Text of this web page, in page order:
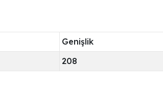
Genişlik
208